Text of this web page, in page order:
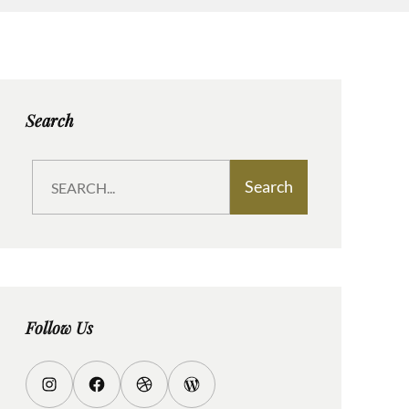
Search
a
Search
Follow Us
I
F
D
W